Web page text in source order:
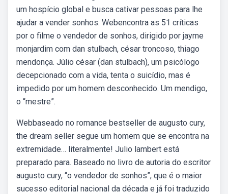
um hospício global e busca cativar pessoas para lhe
ajudar a vender sonhos. Webencontra as 51 críticas
por o filme o vendedor de sonhos, dirigido por jayme
monjardim com dan stulbach, césar troncoso, thiago
mendonça. Júlio césar (dan stulbach), um psicólogo
decepcionado com a vida, tenta o suicídio, mas é
impedido por um homem desconhecido. Um mendigo,
o “mestre”.
Webbaseado no romance bestseller de augusto cury,
the dream seller segue um homem que se encontra na
extremidade… literalmente! Julio lambert está
preparado para. Baseado no livro de autoria do escritor
augusto cury, “o vendedor de sonhos”, que é o maior
sucesso editorial nacional da década e já foi traduzido